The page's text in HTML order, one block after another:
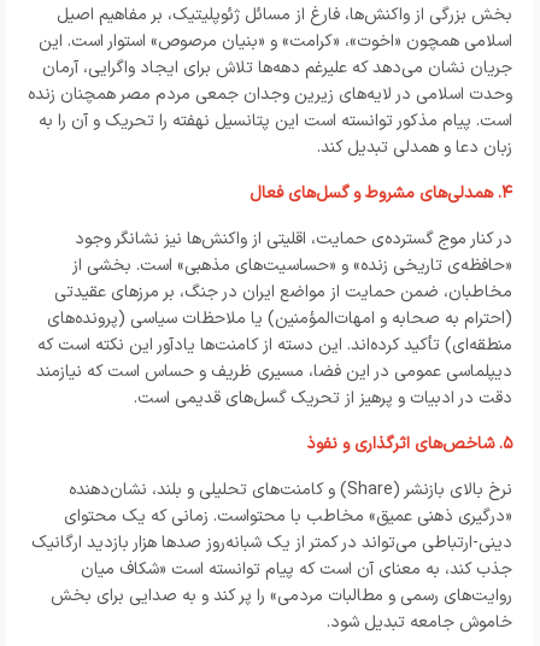
بخش بزرگی از واکنش‌ها، فارغ از مسائل ژئوپلیتیک، بر مفاهیم اصیل
اسلامی همچون «اخوت»، «کرامت» و «بنیان مرصوص» استوار است. این
جریان نشان می‌دهد که علیرغم دهه‌ها تلاش برای ایجاد واگرایی، آرمان
وحدت اسلامی در لایه‌های زیرین وجدان جمعی مردم مصر همچنان زنده
است. پیام مذکور توانسته است این پتانسیل نهفته را تحریک و آن را به
زبان دعا و همدلی تبدیل کند.
۴. همدلی‌های مشروط و گسل‌های فعال
در کنار موج گسترده‌ی حمایت، اقلیتی از واکنش‌ها نیز نشانگر وجود
«حافظه‌ی تاریخی زنده» و «حساسیت‌های مذهبی» است. بخشی از
مخاطبان، ضمن حمایت از مواضع ایران در جنگ، بر مرزهای عقیدتی
(احترام به صحابه و امهات‌المؤمنین) یا ملاحظات سیاسی (پرونده‌های
منطقه‌ای) تأکید کرده‌اند. این دسته از کامنت‌ها یادآور این نکته است که
دیپلماسی عمومی در این فضا، مسیری ظریف و حساس است که نیازمند
دقت در ادبیات و پرهیز از تحریک گسل‌های قدیمی است.
۵. شاخص‌های اثرگذاری و نفوذ
نرخ بالای بازنشر (Share) و کامنت‌های تحلیلی و بلند، نشان‌دهنده
«درگیری ذهنی عمیق» مخاطب با محتواست. زمانی که یک محتوای
دینی-ارتباطی می‌تواند در کمتر از یک شبانه‌روز صدها هزار بازدید ارگانیک
جذب کند، به معنای آن است که پیام توانسته است «شکاف میان
روایت‌های رسمی و مطالبات مردمی» را پر کند و به صدایی برای بخش
خاموش جامعه تبدیل شود.